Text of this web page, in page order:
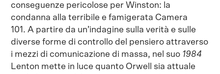
conseguenze pericolose per Winston: la
condanna alla terribile e famigerata Camera
101. A partire da un’indagine sulla verità e sulle
diverse forme di controllo del pensiero attraverso
i mezzi di comunicazione di massa, nel suo 1984
Lenton mette in luce quanto Orwell sia attuale